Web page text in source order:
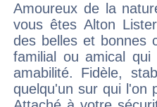
Amoureux de la
vous êtes Alton
des belles et bonnes
familial ou amical
amabilité. Fidèle,
quelqu'un sur qui l'on